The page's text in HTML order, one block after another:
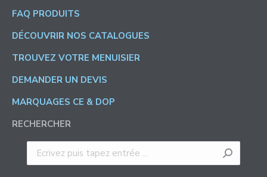
FAQ PRODUITS
DÉCOUVRIR NOS CATALOGUES
TROUVEZ VOTRE MENUISIER
DEMANDER UN DEVIS
MARQUAGES CE & DOP
RECHERCHER
Recherche
: